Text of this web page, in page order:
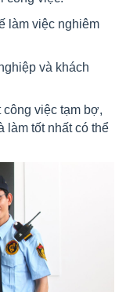
làm việc nghiêm
và khách
việc tạm bợ,
làm tốt nhất có thể